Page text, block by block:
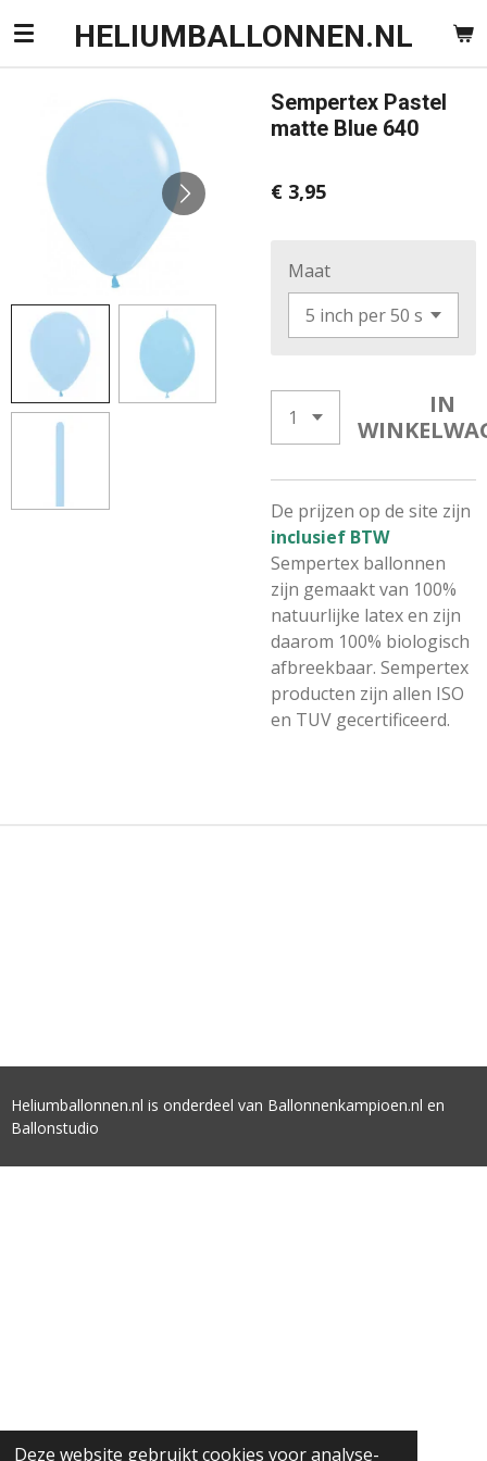
Deze website gebruikt cookies voor analyse-
Ga
direct
hoofdinhoud
HELIUMBALLONNEN.NL
Sempertex Pastel
matte Blue 640
€ 3,95
Maat
IN
De prijzen op de site zijn
inclusief BTW
Sempertex ballonnen
zijn gemaakt van 100%
natuurlijke latex en zijn
daarom 100% biologisch
afbreekbaar. Sempertex
producten zijn allen ISO
en TUV gecertificeerd.
Heliumballonnen.nl is onderdeel van Ballonnenkampioen.nl en
Ballonstudio